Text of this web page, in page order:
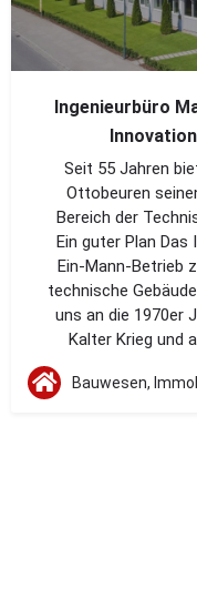
Ingenieurbüro
Seit 55 Jahren
Ottobeuren
Bereich der
Ein guter Plan
Ein-Mann-Betrieb
technische
uns an die 1970er
Kalter Krieg und
Bauwesen,